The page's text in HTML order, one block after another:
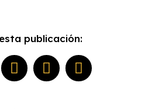
publicación: